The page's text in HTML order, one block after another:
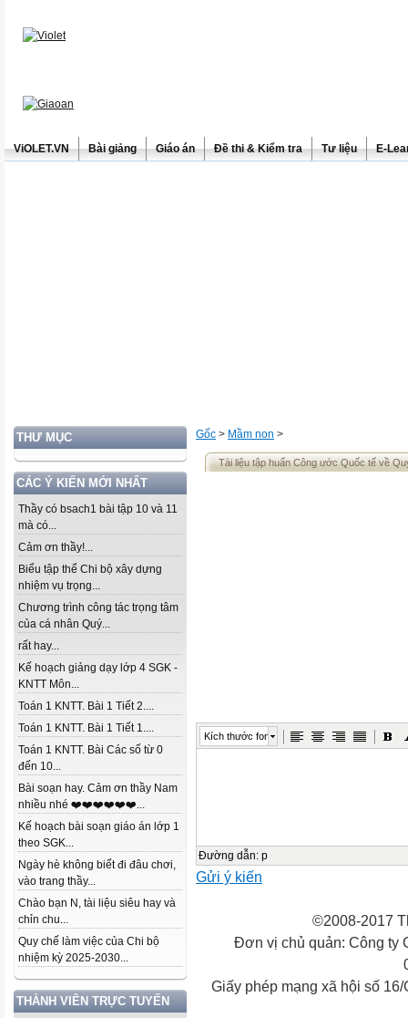
ViOLET.VN Bài giảng Giáo án Đề thi & Kiểm tra Tư liệu E-
THƯ MỤC
CÁC Ý KIẾN MỚI NHẤT
Thầy có bsach1 bài tập 10 và 11
mà có...
Cảm ơn thầy!...
Biểu tập thể Chi bộ xây dựng
nhiệm vụ trọng...
Chương trình công tác trọng tâm
của cá nhân Quý...
rất hay...
Kế hoạch giảng dạy lớp 4 SGK -
KNTT Môn...
Toán 1 KNTT. Bài 1 Tiết 2....
Toán 1 KNTT. Bài 1 Tiết 1....
Toán 1 KNTT. Bài Các số từ 0
đến 10...
Bài soạn hay. Cảm ơn thầy Nam
nhiều nhé ❤️❤️❤️❤️❤️❤️...
Kế hoạch bài soạn giáo án lớp 1
theo SGK...
Ngày hè không biết đi đâu chơi,
vào trang thầy...
Chào bạn N, tài liệu siêu hay và
chỉn chu...
Quy chế làm việc của Chi bộ
nhiệm kỳ 2025-2030...
THÀNH VIÊN TRỰC TUYẾN
Gốc > Mầm non >
Tài liệu tập huấn Công ước Quốc tế về
Kích thước font
Đường dẫn: p
Gửi ý kiến
©2008-2017
Đơn vị chủ quản: Công ty
Giấy phép mạng xã hội số